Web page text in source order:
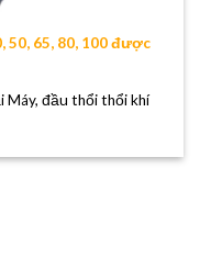
50, 65, 80, 100 được
Máy, đầu thổi thổi khí